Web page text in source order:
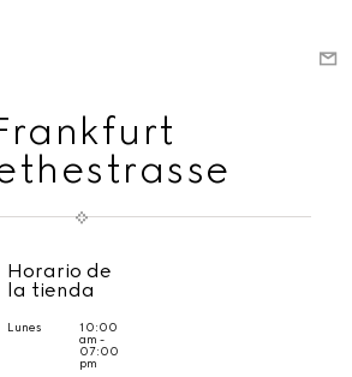
Horario de
la tienda
Lunes 10:00
am -
07:00
pm